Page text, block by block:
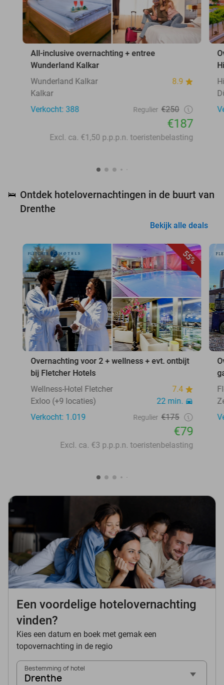
All-inclusive overnachting + entree
Wunderland Kalkar
Wunderland Kalkar
8.9
Kalkar
Verkocht: 388
Regulier €250
€187
Excl. ca. €1,50 p.p.p.n. toeristenbelasting
🛌 Ontdek hotelovernachtingen in de buurt van
Drenthe
Bekijk alle deals
55%
Overnachting voor 2 + wellness + evt. ontbijt
bij Fletcher Hotels
Wellness-Hotel Fletcher
7.4
Exloo (+9 locaties)
22 min.
Verkocht: 1.019
Regulier €175
€79
Excl. ca. €3 p.p.p.n. toeristenbelasting
Een voordelige hotelovernachting
vinden?
Kies een datum en boek met gemak een
topovernachting in de regio
Bestemming of hotel
Drenthe